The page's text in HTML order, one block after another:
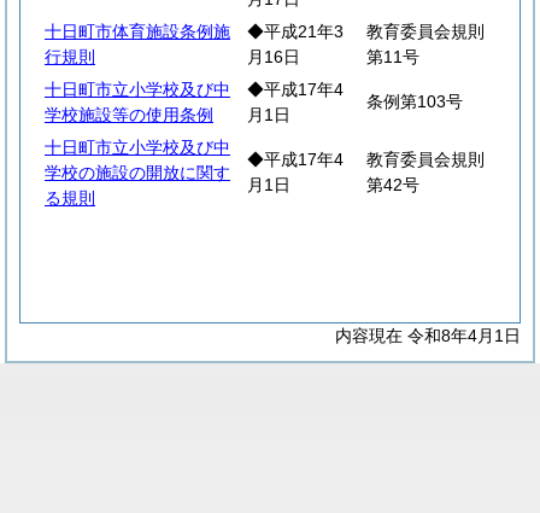
十日町市体育施設条例施
行規則
◆平成21年3
月16日
教育委員会規則
第11号
十日町市立小学校及び中
学校施設等の使用条例
◆平成17年4
月1日
条例第103号
十日町市立小学校及び中
学校の施設の開放に関す
る規則
◆平成17年4
月1日
教育委員会規則
第42号
内容現在 令和8年4月1日